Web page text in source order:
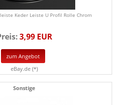
Keder Leiste U Profil Rolle Chrom
3,99 EUR
zum Angebot
eBay.de (*)
Sonstige